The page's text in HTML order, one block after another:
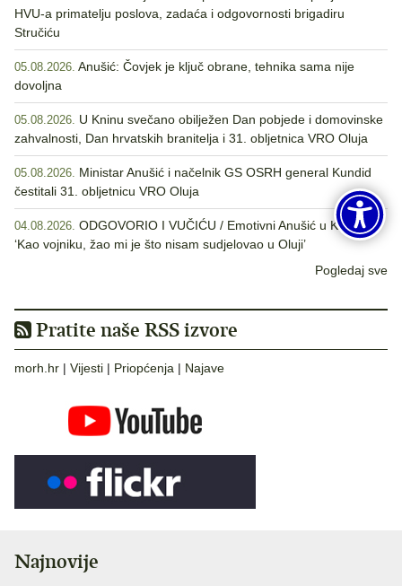
HVU-a primatelju poslova, zadaća i odgovornosti brigadiru
Stručiću
05.08.2026. Anušić: Čovjek je ključ obrane, tehnika sama nije
dovoljna
05.08.2026.
U Kninu svečano obilježen Dan pobjede i domovinske
zahvalnosti, Dan hrvatskih branitelja i 31. obljetnica VRO Oluja
05.08.2026.
Ministar Anušić i načelnik GS OSRH general Kundid
čestitali 31. obljetnicu VRO Oluja
04.08.2026. ODGOVORIO I VUČIĆU / Emotivni Anušić u Kninu:
‘Kao vojniku, žao mi je što nisam sudjelovao u Oluji’
Pogledaj sve
Pratite naše RSS izvore
morh.hr | Vijesti | Priopćenja | Najave
Najnovije